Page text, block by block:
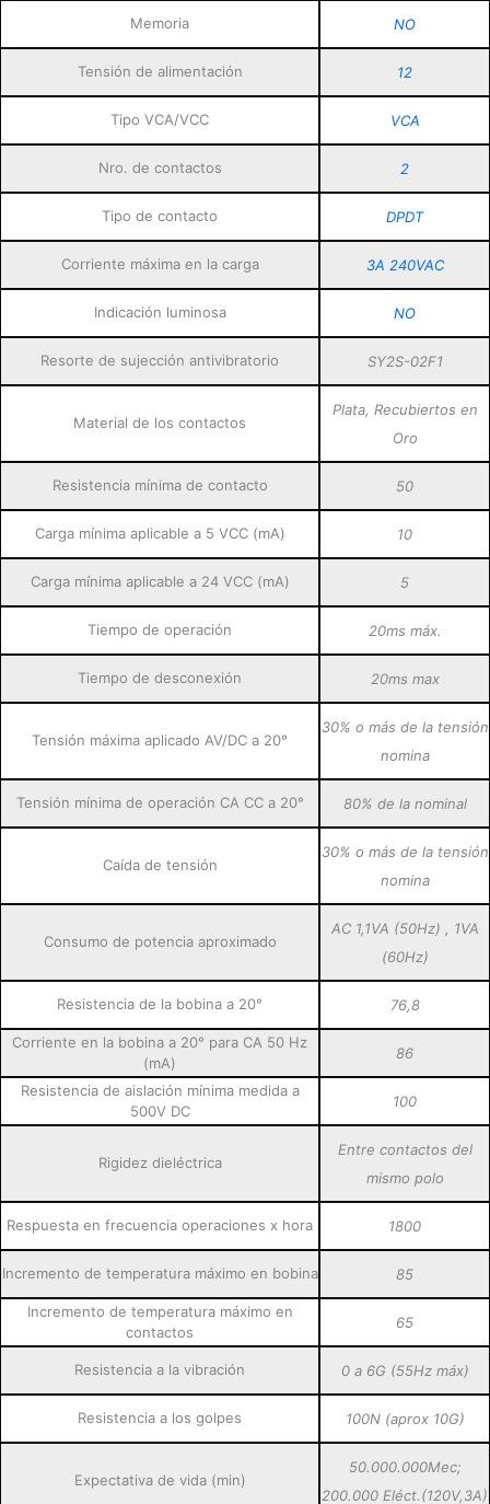
Memoria NO
Tensión de alimentación 12
Tipo VCA/VCC VCA
Nro. de contactos 2
Tipo de contacto DPDT
Corriente máxima en la carga 3A 240VAC
Indicación luminosa NO
Resorte de sujección antivibratorio SY2S-02F1
Material de los contactos
Plata, Recubiertos en
Oro
Resistencia mínima de contacto 50
Carga mínima aplicable a 5 VCC (mA) 10
Carga mínima aplicable a 24 VCC (mA) 5
Tiempo de operación 20ms máx.
Tiempo de desconexión 20ms max
Tensión máxima aplicado AV/DC a 20°
30% o más de la tensión
nomina
Tensión mínima de operación CA CC a 20° 80% de la nominal
Caída de tensión
30% o más de la tensión
nomina
Consumo de potencia aproximado
AC 1,1VA (50Hz) , 1VA
(60Hz)
Resistencia de la bobina a 20° 76,8
Corriente en la bobina a 20° para CA 50 Hz
(mA)
86
Resistencia de aislación mínima medida a
500V DC
100
Rigidez dieléctrica
Entre contactos del
mismo polo
Respuesta en frecuencia operaciones x hora 1800
Incremento de temperatura máximo en bobina 85
Incremento de temperatura máximo en
contactos
65
Resistencia a la vibración 0 a 6G (55Hz máx)
Resistencia a los golpes 100N (aprox 10G)
Expectativa de vida (min)
50.000.000Mec;
200.000 Eléct.(120V,3A)